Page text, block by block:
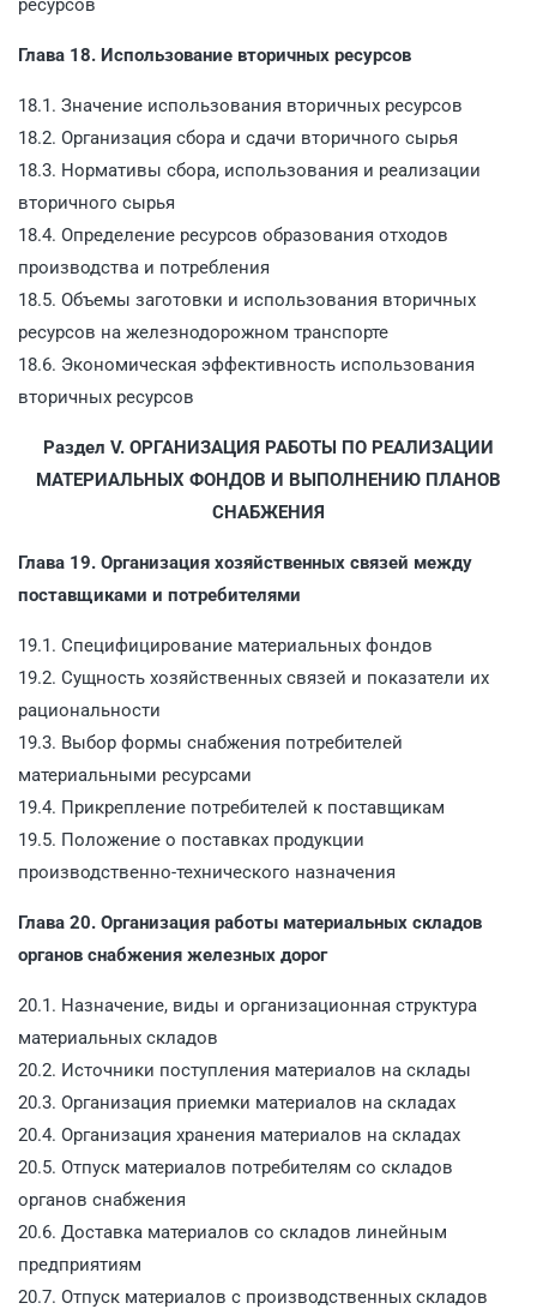
Глава 18. Использование вторичных ресурсов
18.1. Значение использования вторичных ресурсов
18.2. Организация сбора и сдачи вторичного сырья
18.3. Нормативы сбора, использования и реализации
вторичного сырья
18.4. Определение ресурсов образования отходов
производства и потребления
18.5. Объемы заготовки и использования вторичных
ресурсов на железнодорожном транспорте
18.6. Экономическая эффективность использования
вторичных ресурсов
Раздел V. ОРГАНИЗАЦИЯ РАБОТЫ ПО РЕАЛИЗАЦИИ
МАТЕРИАЛЬНЫХ ФОНДОВ И ВЫПОЛНЕНИЮ ПЛАНОВ
СНАБЖЕНИЯ
Глава 19. Организация хозяйственных связей между
поставщиками и потребителями
19.1. Специфицирование материальных фондов
19.2. Сущность хозяйственных связей и показатели их
рациональности
19.3. Выбор формы снабжения потребителей
материальными ресурсами
19.4. Прикрепление потребителей к поставщикам
19.5. Положение о поставках продукции
производственно-технического назначения
Глава 20. Организация работы материальных складов
органов снабжения железных дорог
20.1. Назначение, виды и организационная структура
материальных складов
20.2. Источники поступления материалов на склады
20.3. Организация приемки материалов на складах
20.4. Организация хранения материалов на складах
20.5. Отпуск материалов потребителям со складов
органов снабжения
20.6. Доставка материалов со складов линейным
предприятиям
20.7. Отпуск материалов с производственных складов